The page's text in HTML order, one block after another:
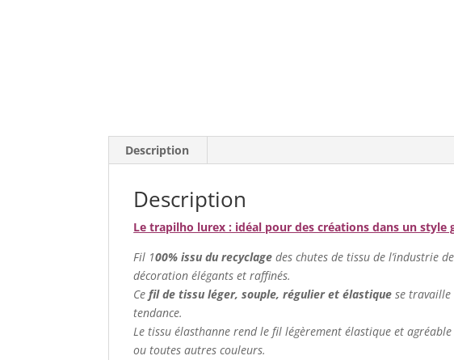
Description
Description
Le trapilho lurex : idéal pour des créations dans un style
Fil 100% issu du recyclage des chutes de tissu de l’industrie
décoration élégants et raffinés.
Cefil de tissu léger, souple, régulier et élastique se travaille
tendance.
Le tissu élasthanne rend le fil légèrement élastique et
ou toutes autres couleurs.